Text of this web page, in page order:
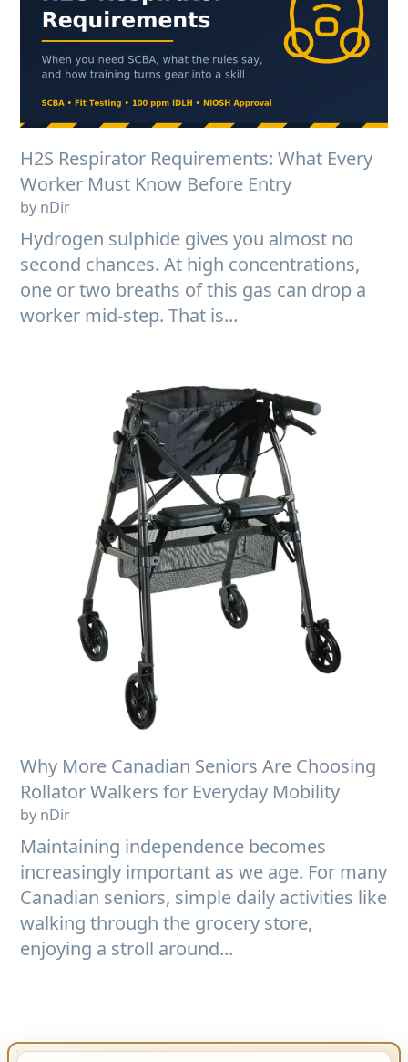
H2S Respirator Requirements: What Every
Worker Must Know Before Entry
by nDir
Hydrogen sulphide gives you almost no
second chances. At high concentrations,
one or two breaths of this gas can drop a
worker mid-step. That is...
Why More Canadian Seniors Are Choosing
Rollator Walkers for Everyday Mobility
by nDir
Maintaining independence becomes
increasingly important as we age. For many
Canadian seniors, simple daily activities like
walking through the grocery store,
enjoying a stroll around...